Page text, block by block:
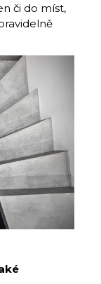
či do míst,